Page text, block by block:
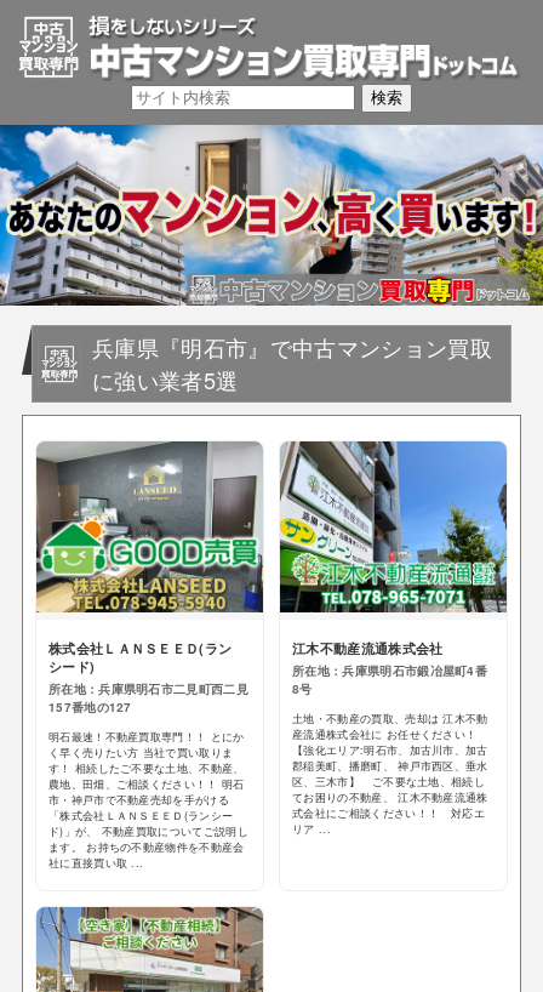
兵庫県『明石市』で中古マンション買取
に強い業者5選
株式会社ＬＡＮＳＥＥＤ(ラン
シード)
所在地：兵庫県明石市二見町西二見
157番地の127
明石最速！不動産買取専門！！ とにか
く早く売りたい方 当社で買い取りま
す！ 相続したご不要な土地、不動産、
農地、田畑、ご相談ください！！ 明石
市・神戸市で不動産売却を手がける
「株式会社ＬＡＮＳＥＥＤ(ランシー
ド)」が、 不動産買取についてご説明し
ます。 お持ちの不動産物件を不動産会
社に直接買い取 ...
江木不動産流通株式会社
所在地：兵庫県明石市鍛冶屋町4番
8号
土地・不動産の買取、売却は 江木不動
産流通株式会社に お任せください！
【強化エリア:明石市、加古川市、加古
郡稲美町、播磨町、 神戸市西区、垂水
区、三木市】 ご不要な土地、相続し
てお困りの不動産、 江木不動産流通株
式会社にご相談ください！！ 対応エ
リア ...